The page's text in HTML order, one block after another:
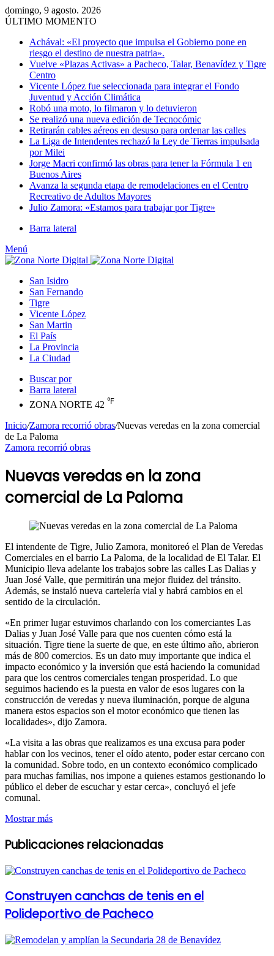
domingo, 9 agosto. 2026
ÚLTIMO MOMENTO
Achával: «El proyecto que impulsa el Gobierno pone en
riesgo el destino de nuestra patria».
Vuelve «Plazas Activas» a Pacheco, Talar, Benavídez y Tigre
Centro
Vicente López fue seleccionada para integrar el Fondo
Juventud y Acción Climática
Robó una moto, lo filmaron y lo detuvieron
Se realizó una nueva edición de Tecnocómic
Retirarán cables aéreos en desuso para ordenar las calles
La Liga de Intendentes rechazó la Ley de Tierras impulsada
por Milei
Jorge Macri confirmó las obras para tener la Fórmula 1 en
Buenos Aires
Avanza la segunda etapa de remodelaciones en el Centro
Recreativo de Adultos Mayores
Julio Zamora: «Estamos para trabajar por Tigre»
Barra lateral
Menú
San Isidro
San Fernando
Tigre
Vicente López
San Martin
El País
La Provincia
La Ciudad
Buscar por
Barra lateral
ZONA NORTE 42 ℉
Inicio/Zamora recorrió obras/Nuevas veredas en la zona comercial
de La Paloma
Zamora recorrió obras
Nuevas veredas en la zona
comercial de La Paloma
El intendente de Tigre, Julio Zamora, monitoreó el Plan de Veredas
Comerciales en el barrio La Paloma, de la localidad de El Talar. El
Municipio lleva adelante los trabajos sobre las calles Las Dalias y
Juan José Valle, que permitirán una mejor fluidez del tránsito.
Además, se instaló nueva cartelería vial y habrá cambios en el
sentido de la circulación.
«En primer lugar estuvimos charlando con los comerciantes Las
Dalias y Juan José Valle para que nos cuenten cómo está la
situación. Tigre tiene la suerte de que, en este último año, abrieron
más de 800 comercios. Es un dato muy importante que indica el
impacto económico y la inversión que está haciendo la comunidad
para que los centros comerciales tengan prosperidad. Lo que
seguimos haciendo es la puesta en valor de esos lugares con la
construcción de veredas y nueva iluminación, porque de alguna
manera estos espacios son el motor económico que tienen las
localidades», dijo Zamora.
«La visita a las obras que realizamos es una excusa para poder
hablar con los vecinos, tener el oído atento, poder estar cercano con
la comunidad. Sobre todo, en un contexto económico complicado
para muchas familias, nos impone a quienes estamos gestionando lo
público el deber de escuchar y estar cerca», concluyó el jefe
comunal.
Mostrar más
Publicaciones relacionadas
Construyen canchas de tenis en el
Polideportivo de Pacheco